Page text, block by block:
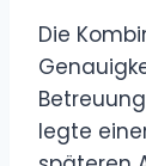
Die
legte